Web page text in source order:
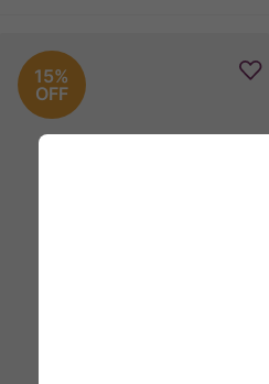
15%
OFF